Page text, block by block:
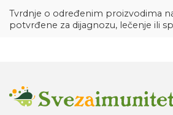
Tvrdnje o određenim proizvodima
potvrđene za dijagnozu, lečenje ili